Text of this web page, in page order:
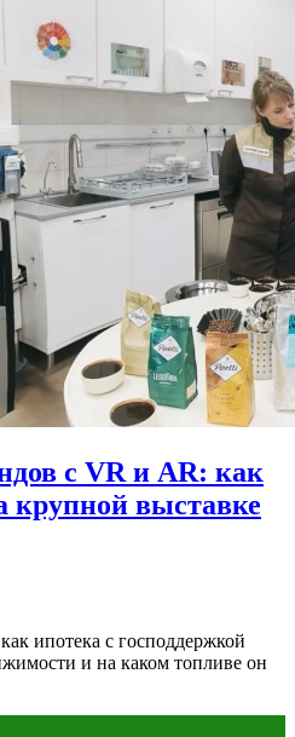
с VR и AR: как
крупной выставке
ипотека с господдержкой
и на каком топливе он